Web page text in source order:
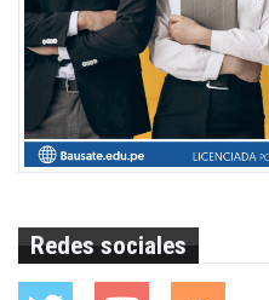
Redes sociales